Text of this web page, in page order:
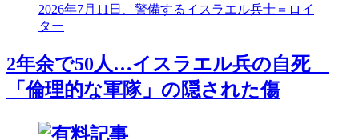
2年余で50人…イスラエル兵の自死
「倫理的な軍隊」の隠された傷